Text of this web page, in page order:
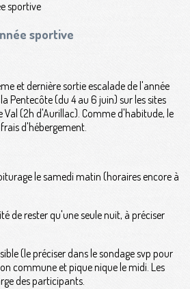
sportive
et dernière sortie escalade de l'année
Pentecôte (du 4 au 6 juin) sur les sites
(2h d'Aurillac). Comme d'habitude, le
d'hébergement.
le samedi matin (horaires encore à
de rester qu'une seule nuit, à préciser
(le préciser dans le sondage svp pour
commune et pique nique le midi. Les
des participants.